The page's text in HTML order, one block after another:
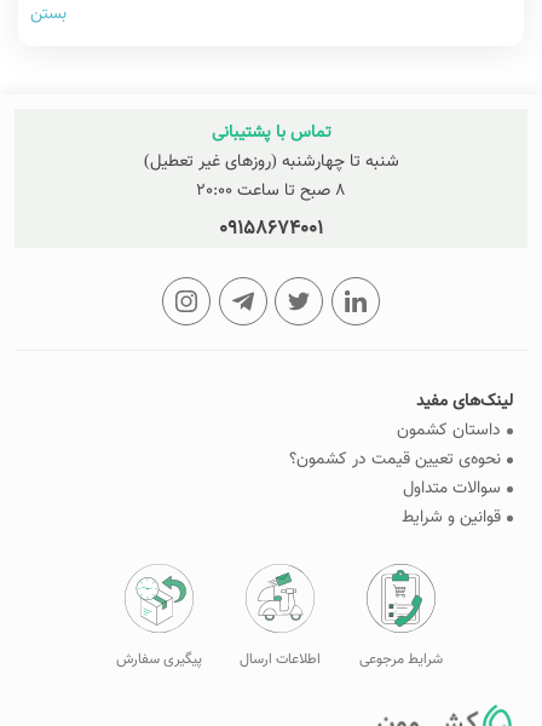
بستن
تماس با پشتیبانی
شنبه تا چهارشنبه (روزهای غیر تعطیل)
8 صبح تا ساعت 20:00
09158674001
لینک‌های مفید
داستان کشمون
نحوه‌ی تعیین قیمت در کشمون؟
سوالات متداول
قوانین و شرایط
شرایط مرجوعی اطلاعات ارسال پیگیری سفارش